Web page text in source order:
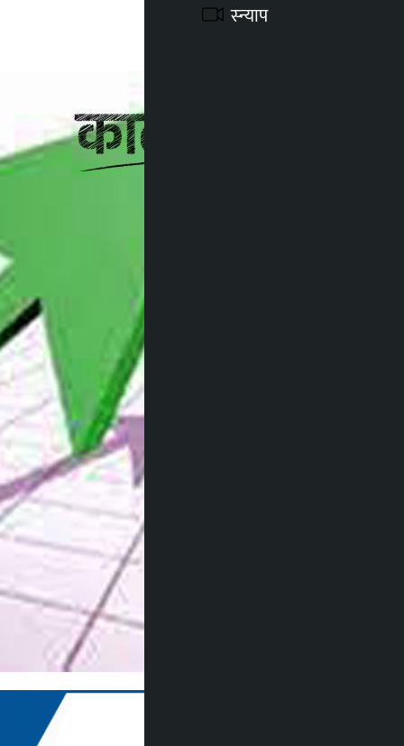
स्न्याप